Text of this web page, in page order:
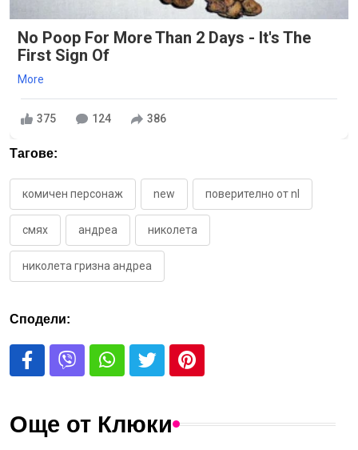
No Poop For More Than 2 Days - It's The
First Sign Of
More
375 124 386
Тагове:
комичен персонаж new поверително от nl
смях андреа николета
николета гризна андреа
Сподели:
Още от Клюки